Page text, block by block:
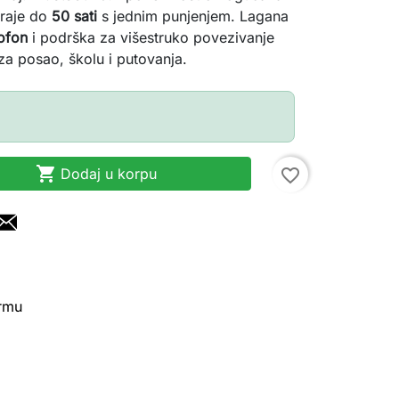
do 50 sati s jednim punjenjem. Lagana
i podrška za višestruko povezivanje
posao, školu i putovanja.
 Dodaj u korpu favorite_border